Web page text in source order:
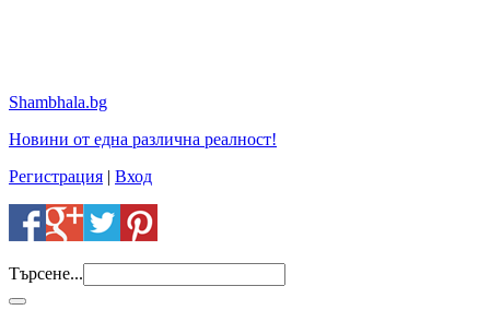
Shambhala.bg
Новини от една различна реалност!
Регистрация | Вход
Търсене...